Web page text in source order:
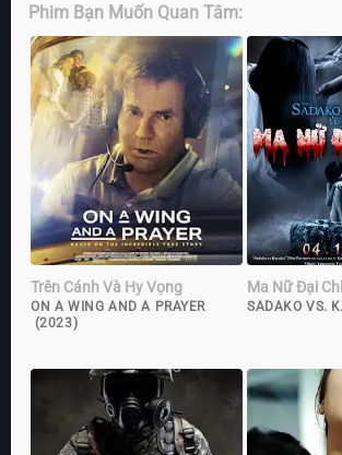
Phim Bạn Muốn Quan Tâm:
Trên Cánh Và Hy Vọng
ON A WING AND A PRAYER
(2023)
Ma Nữ Đại
SADAKO VS.